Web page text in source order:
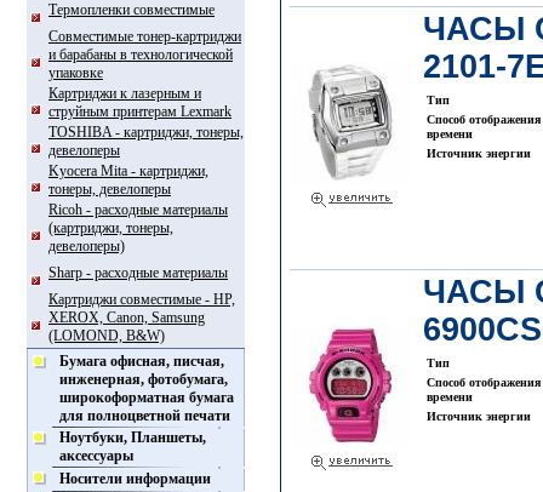
Термопленки совместимые
Совместимые тонер-картриджи
и барабаны в технологической
упаковке
Картриджи к лазерным и
струйным принтерам Lexmark
TOSHIBA - картриджи, тонеры,
девелоперы
Kyocera Mita - картриджи,
тонеры, девелоперы
Ricoh - расходные материалы
(картриджи, тонеры,
девелоперы)
Sharp - расходные материалы
Картриджи совместимые - HP,
XEROX, Canon, Samsung
(LOMOND, B&W)
Бумага офисная, писчая,
инженерная, фотобумага,
широкоформатная бумага
для полноцветной печати
Ноутбуки, Планшеты,
аксессуары
Носители информации
ЧАСЫ
2101-
Тип
Способ отображения
времени
Источник энергии
ЧАСЫ
Тип
Способ отображения
времени
Источник энергии